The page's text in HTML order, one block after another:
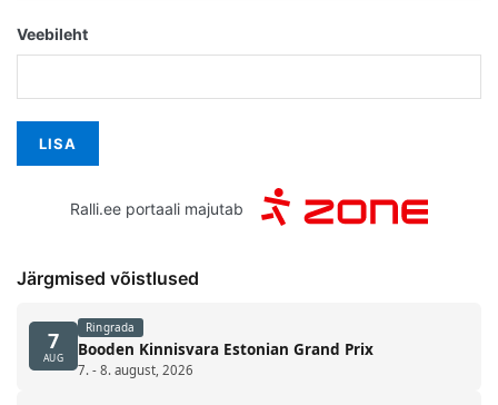
Veebileht
Ralli.ee portaali majutab
Järgmised võistlused
7
AUG
Ringrada
Booden Kinnisvara Estonian Grand Prix
7. - 8. august, 2026